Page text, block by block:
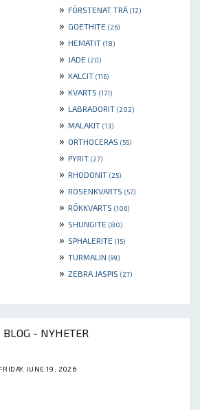
» FÖRSTENAT TRÄ (12)
» GOETHITE (26)
» HEMATIT (18)
» JADE (20)
» KALCIT (116)
» KVARTS (171)
» LABRADORIT (202)
» MALAKIT (13)
» ORTHOCERAS (55)
» PYRIT (27)
» RHODONIT (25)
» ROSENKVARTS (57)
» RÖKKVARTS (106)
» SHUNGITE (80)
» SPHALERITE (15)
» TURMALIN (99)
» ZEBRA JASPIS (27)
BLOG - NYHETER
FRIDAY, JUNE 19, 2026